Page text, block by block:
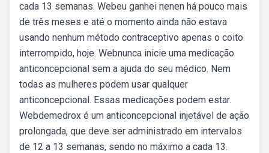
cada 13 semanas. Webeu ganhei nenen há pouco mais
de três meses e até o momento ainda não estava
usando nenhum método contraceptivo apenas o coito
interrompido, hoje. Webnunca inicie uma medicação
anticoncepcional sem a ajuda do seu médico. Nem
todas as mulheres podem usar qualquer
anticoncepcional. Essas medicações podem estar.
Webdemedrox é um anticoncepcional injetável de ação
prolongada, que deve ser administrado em intervalos
de 12 a 13 semanas, sendo no máximo a cada 13.